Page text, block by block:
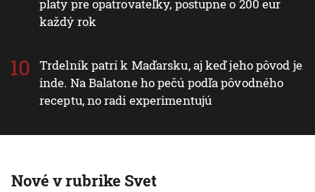
platy pre opatrovateľky, postupne o 200 eur
každý rok
Trdelník patrí k Maďarsku, aj keď jeho pôvod je
inde. Na Balatone ho pečú podľa pôvodného
receptu, no radi experimentujú
Nové v rubrike Svet